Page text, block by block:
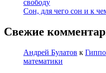
свободу
Сон, для чего сон и к
Свежие
Андрей Булатов к
математики